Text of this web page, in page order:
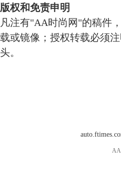
版权和免责申明
凡注有"AA时尚网"的稿件
载或镜像；授权转载必须
头。
AA